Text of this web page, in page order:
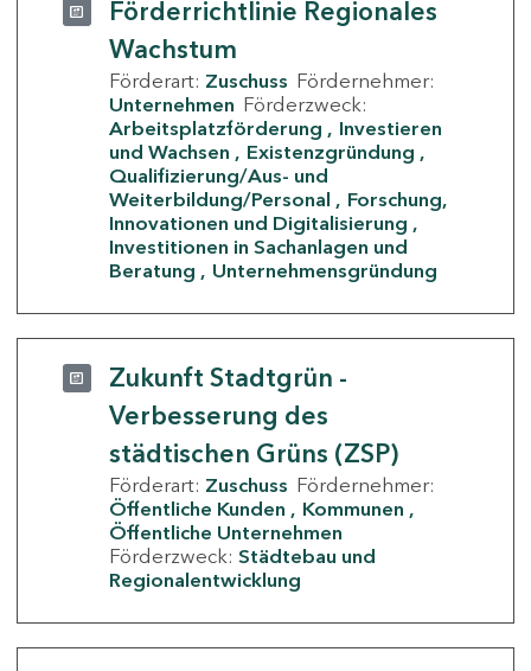
Förderrichtlinie Regionales
Wachstum
Förderart: Zuschuss Fördernehmer:
Unternehmen Förderzweck:
Arbeitsplatzförderung
Investieren
und Wachsen
Existenzgründung
Qualifizierung/Aus- und
Weiterbildung/Personal
Forschung,
Innovationen und Digitalisierung
Investitionen in Sachanlagen und
Beratung
Unternehmensgründung
Zukunft Stadtgrün -
Verbesserung des
städtischen Grüns (ZSP)
Förderart: Zuschuss Fördernehmer:
Öffentliche Kunden
Kommunen
Öffentliche Unternehmen
Förderzweck: Städtebau und
Regionalentwicklung